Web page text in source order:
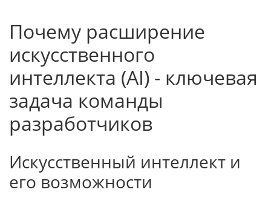
Почему расширение
искусственного
интеллекта (AI) - ключевая
задача команды
разработчиков
Искусственный интеллект и
его возможности